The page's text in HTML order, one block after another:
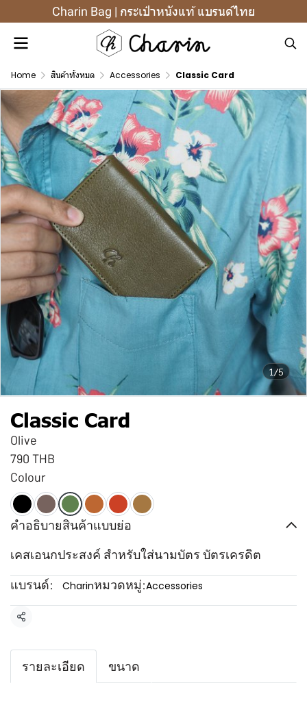
Charin Bag | กระเป๋าหนังแท้ แบรนด์ไทย
Home สินค้าทั้งหมด Accessories Classic Card
1/5
Classic Card
Olive
790 THB
Colour
คำอธิบายสินค้าแบบย่อ
เคสเอนกประสงค์ สำหรับใส่นามบัตร บัตรเครดิต
แบรนด์:
Charinหมวดหมู่:Accessories
แชร์
รายละเอียด ขนาด